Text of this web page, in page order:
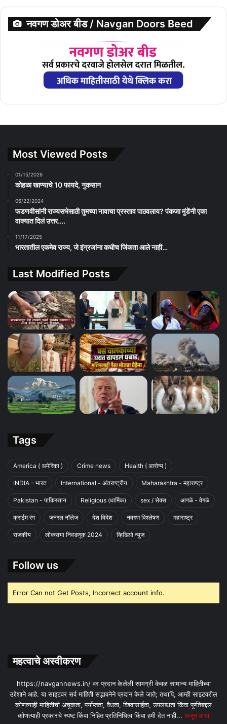
नवगण डोअर बीड / Navgan Doors Beed
Most Viewed Posts
01/15/2026
कोहळा खाण्याचे 10 फायदे, नुकसान
06/22/2024
फडणवीसांनी राज्यसभेसाठी तुमच्या नावाचा प्रस्ताव पाठवलाय? पंकजा मुंडेंनी एका
वाक्यात दिलं उत्तर….
11/17/2025
भारतातील एकमेव राज्य, जे इंग्रजांना कधीच जिंकता आले नाही…
Last Modified Posts
Tags
America ( अमेरिका ) Crime news Health ( आरोग्य )
INDIA - भारत International - अंतराष्ट्रीय Maharashtra - महाराष्ट्र
Pakistan - पाकिस्तान Religious (धार्मिक) sex / सेक्स आगळे - वेगळे
क्राईम रंग जनरल नॉलेज देश विदेश नवगण विश्लेषण महाराष्ट्र
राजकीय लोकसभा निवडणूक 2024 व्हिडिओ न्युज
Follow us
Error Can not Get Posts, Incorrect account info.
महत्वाचे अस्वीकरण
https://navgannews.in/ वर प्रदान केलेली सामग्री केवळ सामान्य माहितीच्या
उद्देशाने आहे. या साइटवर सर्व माहिती सद्भावनेने प्रदान केले जाते; तथापि, आम्ही साइटवरील
कोणत्याही माहितीची अचूकता, पर्याप्तता, वैधता, विश्वासार्हता, उपलब्धता किंवा पूर्णतेबद्दल
कोणत्याही प्रकारचे स्पष्ट किंवा निहित प्रतिनिधित्व किंवा हमी देत ​​नाही... अजून वाचा